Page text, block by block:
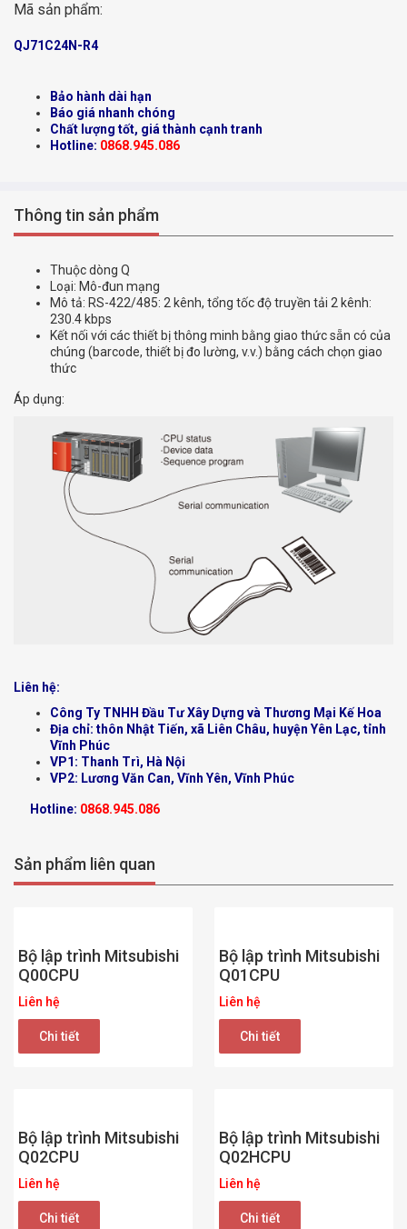
Mã sản phẩm:
QJ71C24N-R4
Bảo hành dài hạn
Báo giá nhanh chóng
Chất lượng tốt, giá thành cạnh tranh
Hotline: 0868.945.086
Thông tin sản phẩm
Thuộc dòng Q
Loại: Mô-đun mạng
Mô tả: RS-422/485: 2 kênh, tổng tốc độ truyền tải 2 kênh:
230.4 kbps
Kết nối với các thiết bị thông minh bằng giao thức sẵn có của
chúng (barcode, thiết bị đo lường, v.v.) bằng cách chọn giao
thức
Áp dụng:
Liên hệ:
Công Ty TNHH Đầu Tư Xây Dựng và Thương Mại Kế Hoa
Địa chỉ: thôn Nhật Tiến, xã Liên Châu, huyện Yên Lạc, tỉnh
Vĩnh Phúc
VP1: Thanh Trì, Hà Nội
VP2: Lương Văn Can, Vĩnh Yên, Vĩnh Phúc
Hotline: 0868.945.086
Sản phẩm liên quan
Bộ lập trình Mitsubishi
Q00CPU
Liên hệ
Chi tiết
Bộ lập trình Mitsubishi
Q01CPU
Liên hệ
Chi tiết
Bộ lập trình Mitsubishi
Q02CPU
Liên hệ
Chi tiết
Bộ lập trình Mitsubishi
Q02HCPU
Liên hệ
Chi tiết